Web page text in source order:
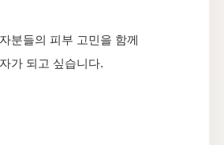
분들의 피부 고민을 함께
가 되고 싶습니다.